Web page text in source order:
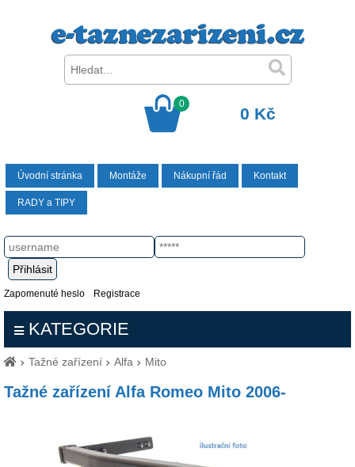
0
0 Kč
Úvodní stránka Montáže Nákupní řád Kontakt
RADY a TIPY
Zapomenuté heslo Registrace
KATEGORIE
Tažné zařízení Alfa Mito
Tažné zařízení Alfa Romeo Mito 2006-